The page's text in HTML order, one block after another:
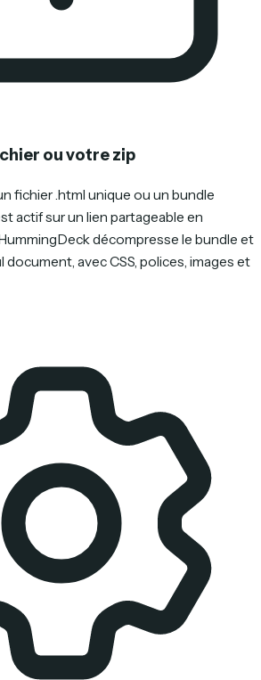
ou votre zip
fichier .html unique ou un bundle
actif sur un lien partageable en
décompresse le bundle et
document, avec CSS, polices, images et